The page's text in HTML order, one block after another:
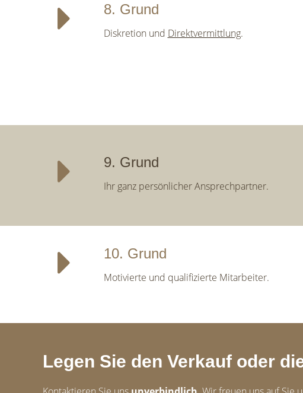
8. Grund
Diskretion und Direktvermittlung.
9. Grund
Ihr ganz persönlicher Ansprechpartner.
10. Grund
Motivierte und qualifizierte Mitarbeiter.
Legen Sie den Verkauf oder